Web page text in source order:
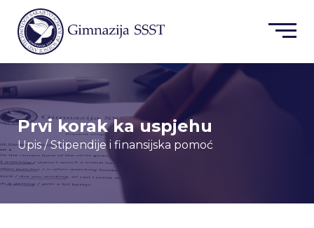
Prvi korak ka uspjehu
Upis/ Stipendije i finansijska pomoć